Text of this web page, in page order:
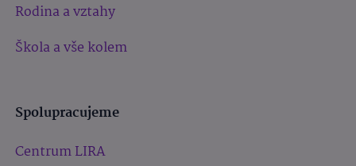
Rodina a vztahy
Škola a vše kolem
Spolupracujeme
Centrum LIRA